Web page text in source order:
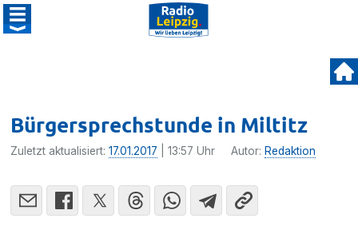
Bürgersprechstunde in Miltitz
Zuletzt aktualisiert:17.01.2017 | 13:57 Uhr Autor: Redaktion